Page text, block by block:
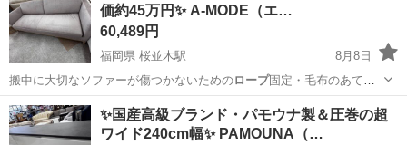
価約45万円✨ A-MODE（エ…
60,489円
福岡県 桜並木駅
8月8日
搬中に大切なソファーが傷つかないためのロープ固定・毛布のあてが
いなどは当店専門スタ…
福岡 大野城市 桜並木駅 ソファ
✨国産高級ブランド・パモウナ製＆圧巻の超
ワイド240cm幅✨ PAMOUNA（…